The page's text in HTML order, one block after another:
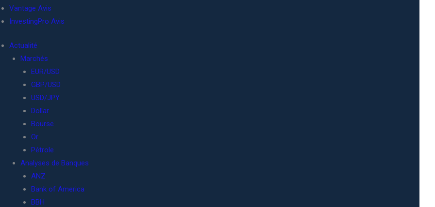
Vantage Avis
InvestingPro Avis
Actualité
Marchés
EUR/USD
GBP/USD
USD/JPY
Dollar
Bourse
Or
Pétrole
Analyses de Banques
ANZ
Bank of America
BBH